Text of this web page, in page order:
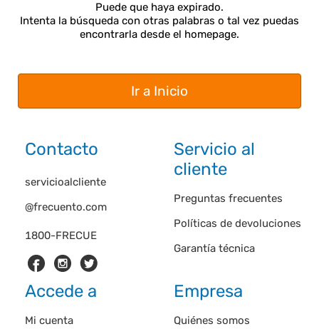
Puede que haya expirado.
Intenta la búsqueda con otras palabras o tal vez puedas
encontrarla desde el homepage.
Ir a Inicio
Contacto
1800-FRECUE
servicioalcliente
@frecuento.com
Servicio al
cliente
Preguntas frecuentes
Políticas de devoluciones
Garantía técnica
Accede a
Mi cuenta
Empresa
Quiénes somos